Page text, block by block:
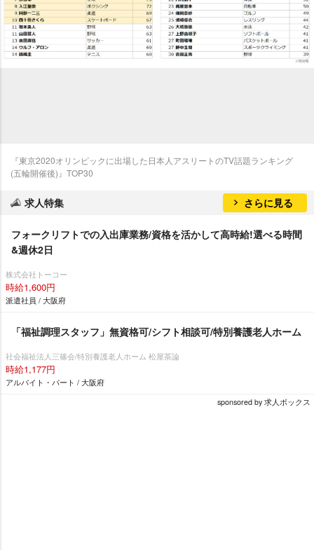
『東京2020オリンピックに出場した日本人アスリートのTV話題ランキング
(五輪開催後)』TOP30
求人特集 さらに見る
フォークリフトでの入出庫業務/資格を活かして高時給!選べる時間
&週休2日
株式会社トーコー
時給1,600円
派遣社員 / 大阪府
「福祉調理スタッフ」無資格可/シフト相談可/特別養護老人ホーム
社会福祉法人三篠会/特別養護老人ホーム 松屋茶論
時給1,177円
アルバイト・パート / 大阪府
sponsored by 求人ボックス